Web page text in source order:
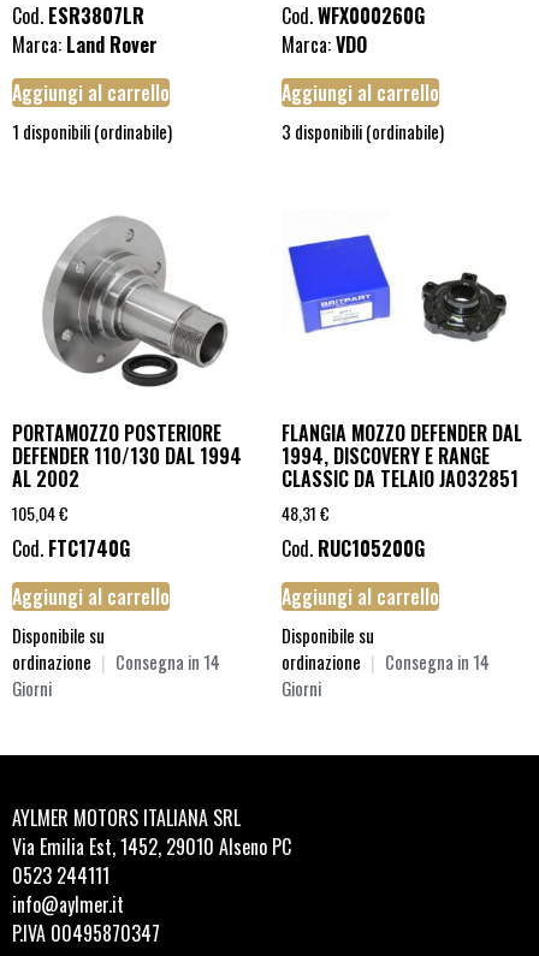
Cod. ESR3807LR
Marca: Land Rover
Aggiungi al carrello
1 disponibili (ordinabile)
Cod.WFX000260G
Marca:VDO
Aggiungi al carrello
3 disponibili (ordinabile)
PORTAMOZZO POSTERIORE
DEFENDER 110/130 DAL 1994
AL 2002
105,04€
Cod. FTC1740G
Aggiungi al carrello
Disponibile su
ordinazione | Consegna in 14
Giorni
FLANGIA MOZZO DEFENDER DAL
1994, DISCOVERY E RANGE
CLASSIC DA TELAIO JA032851
48,31€
Cod. RUC105200G
Aggiungi al carrello
Disponibile su
ordinazione | Consegna in 14
Giorni
AYLMER MOTORS ITALIANA SRL
Via Emilia Est, 1452, 29010 Alseno PC
0523 244111
info@aylmer.it
P.IVA 00495870347